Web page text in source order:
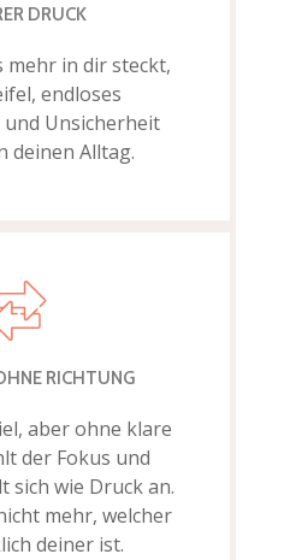
DRUCK
mehr in dir steckt,
endloses
Unsicherheit
deinen Alltag.
RICHTUNG
aber ohne klare
der Fokus und
sich wie Druck an.
mehr, welcher
deiner ist.